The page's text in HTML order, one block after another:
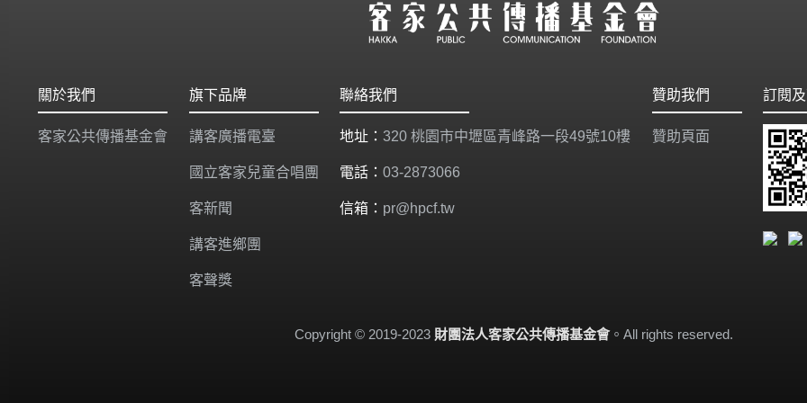
關於我們
客家公共傳播基金會
旗下品牌
講客廣播電臺
國立客家兒童合唱團
客新聞
講客進鄉團
客聲獎
聯絡我們
地址： 320 桃園市中壢區青峰路一段49號10樓
電話： 03-2873066
信箱： pr@hpcf.tw
贊助我們
贊助頁面
訂閱
Copyright © 2019-2023 財團法人客家公共傳播基金會。All rights reserved.